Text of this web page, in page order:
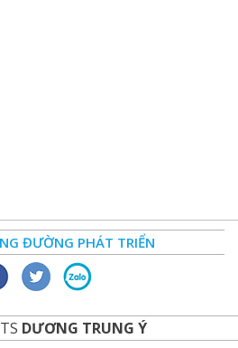
ĐƯỜNG PHÁT TRIỂN
DƯƠNG TRUNG Ý